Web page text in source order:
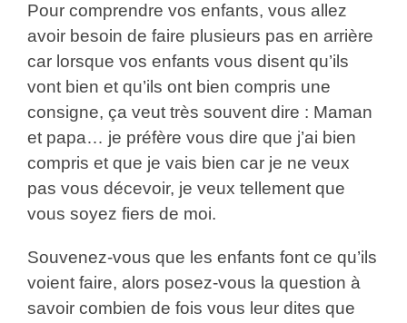
Pour comprendre vos enfants, vous allez
avoir besoin de faire plusieurs pas en arrière
car lorsque vos enfants vous disent qu’ils
vont bien et qu’ils ont bien compris une
consigne, ça veut très souvent dire : Maman
et papa… je préfère vous dire que j’ai bien
compris et que je vais bien car je ne veux
pas vous décevoir, je veux tellement que
vous soyez fiers de moi.
Souvenez-vous que les enfants font ce qu’ils
voient faire, alors posez-vous la question à
savoir combien de fois vous leur dites que